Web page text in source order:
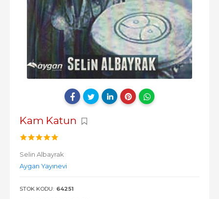
Kam Katun
Selin Albayrak
Aygan Yayınevi
STOK KODU: 64251